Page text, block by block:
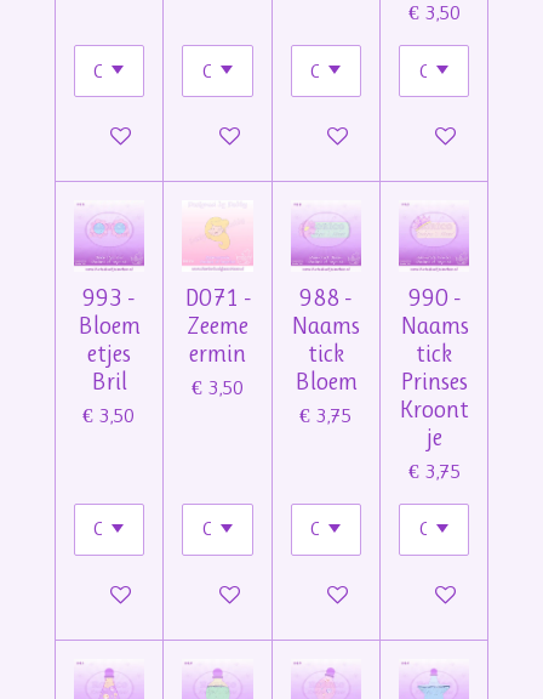
In winkelwagenIn winkelwagenIn winkelwagen
€ 3,50
In winkelwagen
993 -
Bloem
etjes
Bril
€ 3,50
In winkelwagen
D071 -
Zeeme
ermin
€ 3,50
In winkelwagen
988 -
Naams
tick
Bloem
€ 3,75
In winkelwagen
990 -
Naams
tick
Prinses
Kroont
je
€ 3,75
In winkelwagen